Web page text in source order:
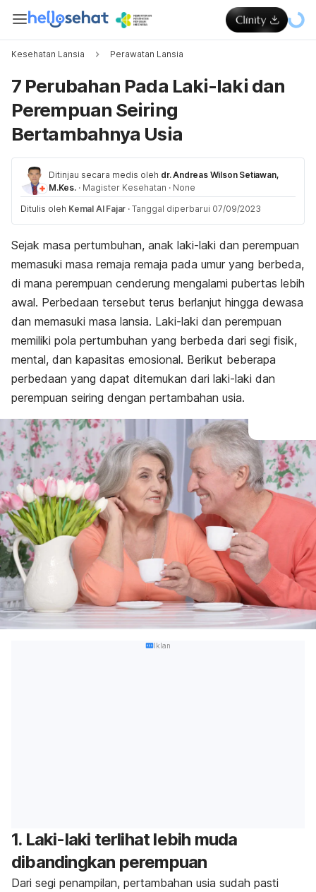
Kesehatan Lansia Perawatan Lansia
7 Perubahan Pada Laki-laki dan
Perempuan Seiring
Bertambahnya Usia
Ditinjau secara medis oleh dr. Andreas Wilson Setiawan,
M.Kes. · Magister Kesehatan · None
Ditulis oleh Kemal Al Fajar · Tanggal diperbarui 07/09/2023
Sejak masa pertumbuhan, anak laki-laki dan perempuan
memasuki masa remaja remaja pada umur yang berbeda,
di mana perempuan cenderung mengalami pubertas lebih
awal. Perbedaan tersebut terus berlanjut hingga dewasa
dan memasuki masa lansia. Laki-laki dan perempuan
memiliki pola pertumbuhan yang berbeda dari segi fisik,
mental, dan kapasitas emosional. Berikut beberapa
perbedaan yang dapat ditemukan dari laki-laki dan
perempuan seiring dengan pertambahan usia.
Iklan
1. Laki-laki terlihat lebih muda
dibandingkan perempuan
Dari segi penampilan, pertambahan usia sudah pasti